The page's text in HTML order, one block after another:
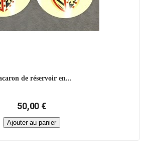
de réservoir en...
50,00 €
Ajouter au panier